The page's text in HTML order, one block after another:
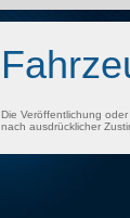
Die Veröffentlichung
nach ausdrücklicher